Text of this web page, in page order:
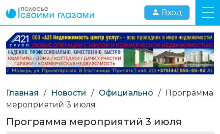
Вход
Главная / Новости / Официально / Программа
мероприятий 3 июля
Программа мероприятий 3 июля